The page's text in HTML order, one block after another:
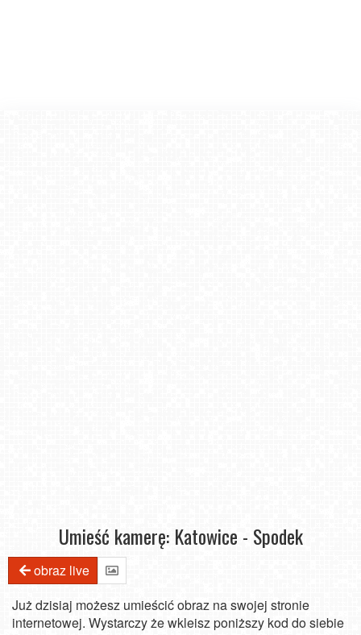
Umieść kamerę: Katowice - Spodek
obraz live
Już dzisiaj możesz umieścić obraz na swojej stronie
internetowej. Wystarczy że wkleisz poniższy kod do siebie